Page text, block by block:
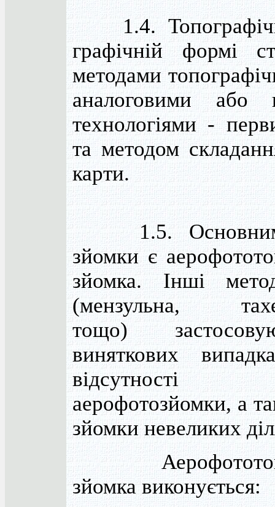
1.4.
графічній формі
методами
аналоговими або
технологіями -
та методом
карти.
1.5. Основним
зйомки є
зйомка. Інші
(мензульна,
тощо)
виняткових
відсутності
аерофотозйомки, а
зйомки невеликих
зйомка виконується: